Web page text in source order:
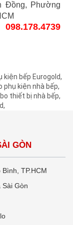
Đồng, Phường
kiện bếp Eurogold,
phụ kiện nhà bếp,
thiết bị nhà bếp,
,
GÒN
TP.HCM
Sài Gòn